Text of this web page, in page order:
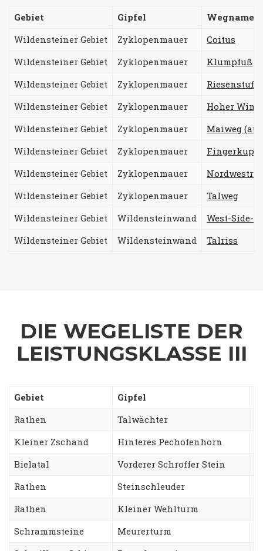
Gebiet Gipfel
Wegname
Wildensteiner Gebiet
Zyklopenmauer
Coitus
Wildensteiner Gebiet
Zyklopenmauer
Klumpfuß
Wildensteiner Gebiet
Zyklopenmauer
Riesenstufe
Wildensteiner Gebiet
Zyklopenmauer
Hoher
Wildensteiner Gebiet
Zyklopenmauer
Maiweg
Wildensteiner Gebiet
Zyklopenmauer
Wildensteiner Gebiet
Zyklopenmauer
Wildensteiner Gebiet
Zyklopenmauer
Talweg
Wildensteiner Gebiet
Wildensteinwand
West-Side-
Wildensteiner Gebiet
Wildensteinwand Talriss
DIE WEGELISTE DER
LEISTUNGSKLASSE III
Gebiet Gipfel
Rathen
Talwächter
Kleiner Zschand
Hinteres Pechofenhorn
Bielatal
Vorderer Schroffer Stein
Rathen
Steinschleuder
Rathen
Kleiner Wehlturm
Schrammsteine
Meurerturm